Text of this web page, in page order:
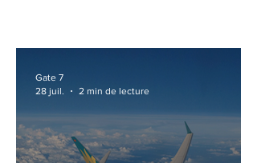
Gate 7
28 juil.
2 min de lecture